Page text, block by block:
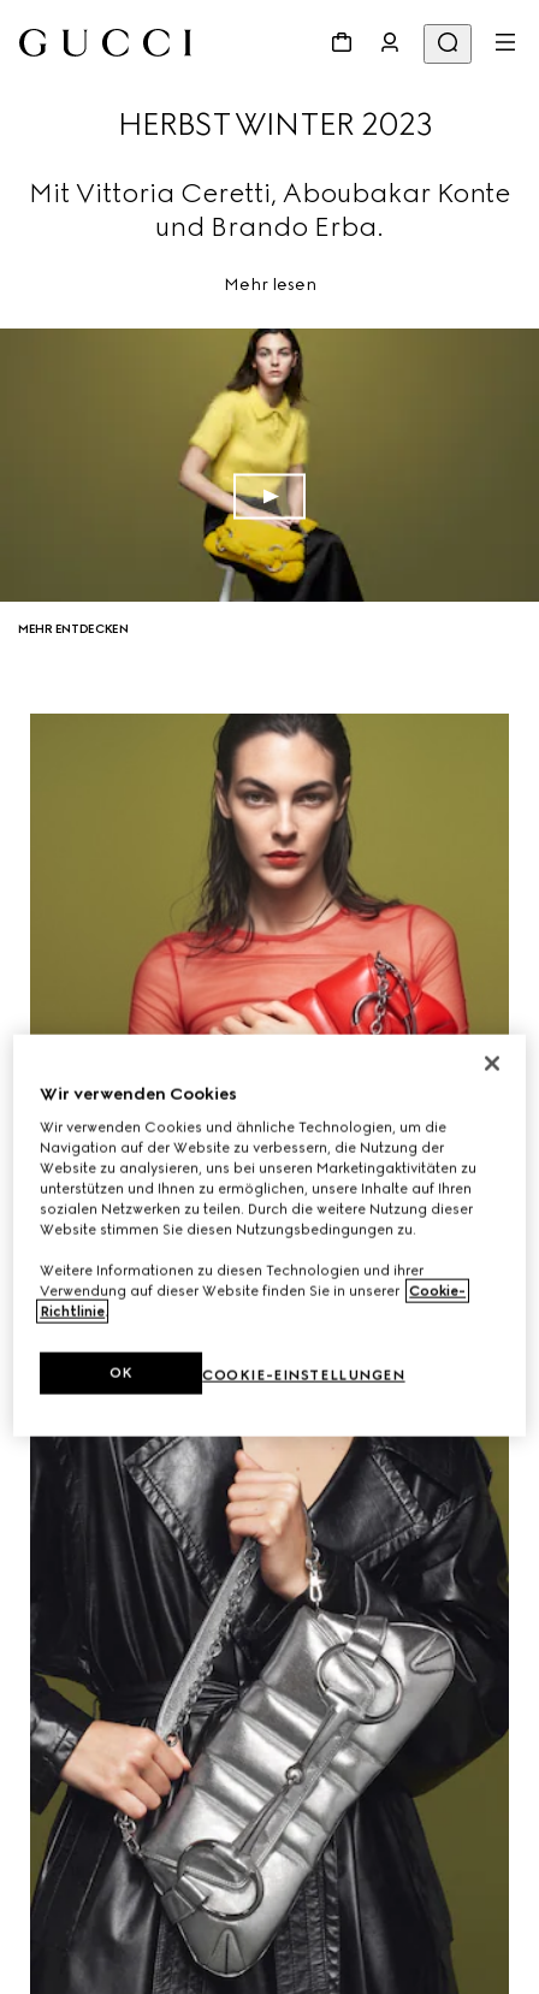
HERBST WINTER 2023
Mit Vittoria Ceretti, Aboubakar Konte
und Brando Erba.
Mehr lesen
MEHR ENTDECKEN
Wir verwenden Cookies
Wir verwenden Cookies und ähnliche Technologien, um die
Navigation auf der Website zu verbessern, die Nutzung der
Website zu analysieren, uns bei unseren Marketingaktivitäten zu
unterstützen und Ihnen zu ermöglichen, unsere Inhalte auf Ihren
sozialen Netzwerken zu teilen. Durch die weitere Nutzung dieser
Website stimmen Sie diesen Nutzungsbedingungen zu.
Weitere Informationen zu diesen Technologien und ihrer
Verwendung auf dieser Website finden Sie in unserer Cookie-
Richtlinie.
COOKIE-EINSTELLUNGEN
OK